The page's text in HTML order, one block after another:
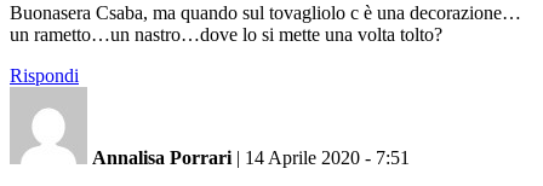
Buonasera Csaba, ma quando sul tovagliolo c è una decorazione…
un rametto…un nastro…dove lo si mette una volta tolto?
Rispondi
Annalisa Porrari | 14 Aprile 2020 - 7:51